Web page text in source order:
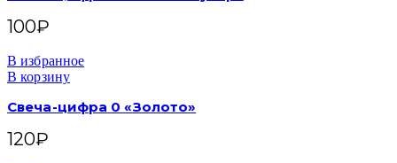
100₽
В избранное
В корзину
Свеча-цифра 0 «Золото»
120₽